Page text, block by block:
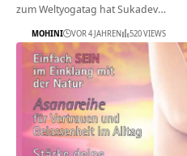
zum Weltyogatag hat Sukadev…
MOHINI VOR 4 JAHREN 520 VIEWS